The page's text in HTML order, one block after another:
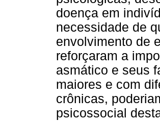
doença em
necessidade de
envolvimento de
reforçaram a
asmático e seus
maiores e com
crônicas,
psicossocial